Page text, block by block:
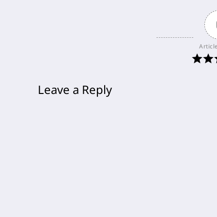
Leave a Reply